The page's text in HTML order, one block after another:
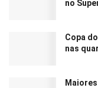
no
Copa
nas